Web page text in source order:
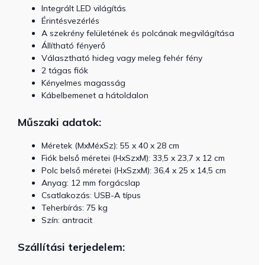
Integrált LED világítás
Érintésvezérlés
A szekrény felületének és polcának megvilágítása
Állítható fényerő
Választható hideg vagy meleg fehér fény
2 tágas fiók
Kényelmes magasság
Kábelbemenet a hátoldalon
Műszaki adatok:
Méretek (MxMéxSz): 55 x 40 x 28 cm
Fiók belső méretei (HxSzxM): 33,5 x 23,7 x 12 cm
Polc belső méretei (HxSzxM): 36,4 x 25 x 14,5 cm
Anyag: 12 mm forgácslap
Csatlakozás: USB-A típus
Teherbírás: 75 kg
Szín: antracit
Szállítási terjedelem: